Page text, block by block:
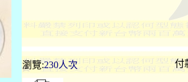
瀏覽:230人次 付